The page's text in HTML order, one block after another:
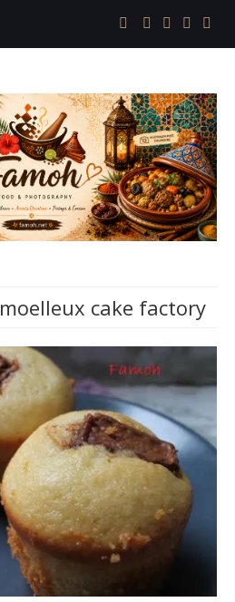
moelleux cake factory